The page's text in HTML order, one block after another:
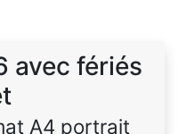
avec fériés
A4 portrait